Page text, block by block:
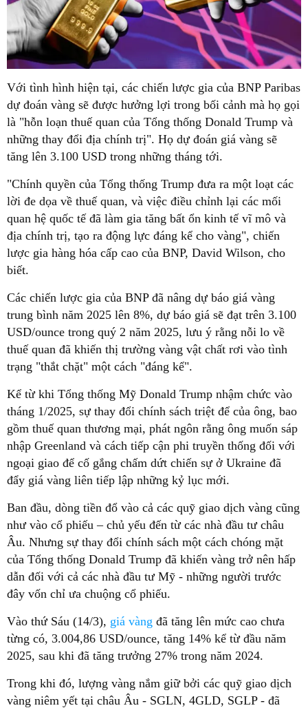
Với tình hình hiện tại, các chiến lược gia của BNP Paribas
dự đoán vàng sẽ được hưởng lợi trong bối cảnh mà họ gọi
là "hỗn loạn thuế quan của Tổng thống Donald Trump và
những thay đổi địa chính trị". Họ dự đoán giá vàng sẽ
tăng lên 3.100 USD trong những tháng tới.
"Chính quyền của Tổng thống Trump đưa ra một loạt các
lời đe dọa về thuế quan, và việc điều chỉnh lại các mối
quan hệ quốc tế đã làm gia tăng bất ổn kinh tế vĩ mô và
địa chính trị, tạo ra động lực đáng kể cho vàng", chiến
lược gia hàng hóa cấp cao của BNP, David Wilson, cho
biết.
Các chiến lược gia của BNP đã nâng dự báo giá vàng
trung bình năm 2025 lên 8%, dự báo giá sẽ đạt trên 3.100
USD/ounce trong quý 2 năm 2025, lưu ý rằng nỗi lo về
thuế quan đã khiến thị trường vàng vật chất rơi vào tình
trạng "thắt chặt" một cách "đáng kể".
Kể từ khi Tổng thống Mỹ Donald Trump nhậm chức vào
tháng 1/2025, sự thay đổi chính sách triệt để của ông, bao
gồm thuế quan thương mại, phát ngôn rằng ông muốn sáp
nhập Greenland và cách tiếp cận phi truyền thống đối với
ngoại giao để cố gắng chấm dứt chiến sự ở Ukraine đã
đẩy giá vàng liên tiếp lập những kỷ lục mới.
Ban đầu, dòng tiền đổ vào cả các quỹ giao dịch vàng cũng
như vào cổ phiếu – chủ yếu đến từ các nhà đầu tư châu
Âu. Nhưng sự thay đổi chính sách một cách chóng mặt
của Tổng thống Donald Trump đã khiến vàng trở nên hấp
dẫn đối với cả các nhà đầu tư Mỹ - những người trước
đây vốn chỉ ưa chuộng cổ phiếu.
Vào thứ Sáu (14/3), giá vàng đã tăng lên mức cao chưa
từng có, 3.004,86 USD/ounce, tăng 14% kể từ đầu năm
2025, sau khi đã tăng trưởng 27% trong năm 2024.
Trong khi đó, lượng vàng nắm giữ bởi các quỹ giao dịch
vàng niêm yết tại châu Âu - SGLN, 4GLD, SGLP - đã